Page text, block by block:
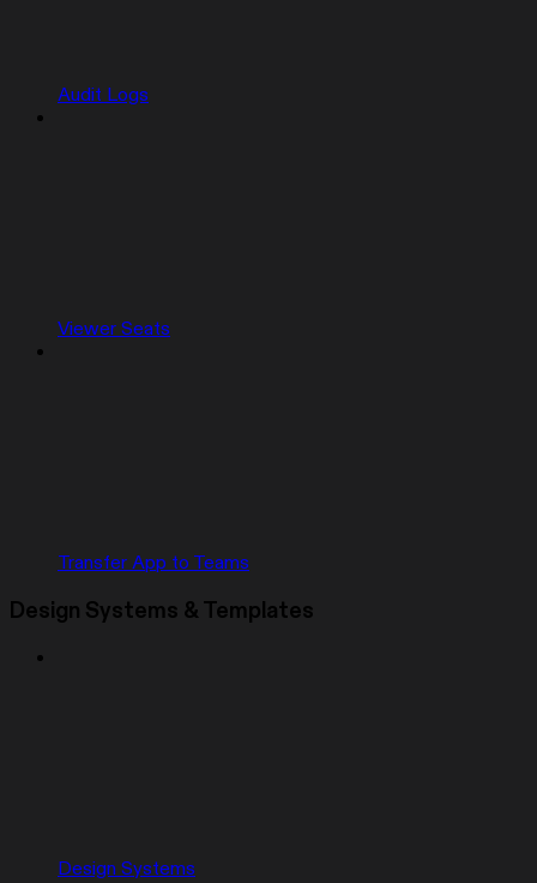
Audit Logs
Viewer Seats
Transfer App to Teams
Design Systems & Templates
Design Systems